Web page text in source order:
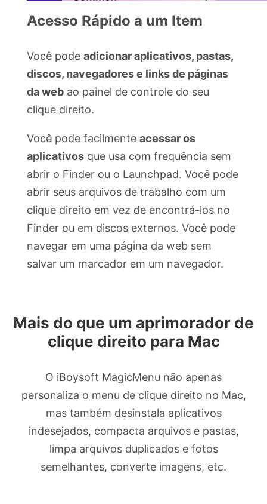
Acesso Rápido a um Item
Você pode adicionar aplicativos, pastas,
discos, navegadores e links de páginas
da web ao painel de controle do seu
clique direito.
Você pode facilmente acessar os
aplicativos que usa com frequência sem
abrir o Finder ou o Launchpad. Você pode
abrir seus arquivos de trabalho com um
clique direito em vez de encontrá-los no
Finder ou em discos externos. Você pode
navegar em uma página da web sem
salvar um marcador em um navegador.
Mais do que um aprimorador de
clique direito para Mac
O iBoysoft MagicMenu não apenas
personaliza o menu de clique direito no Mac,
mas também desinstala aplicativos
indesejados, compacta arquivos e pastas,
limpa arquivos duplicados e fotos
semelhantes, converte imagens, etc.